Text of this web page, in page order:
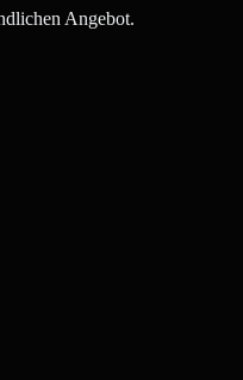
Angebot.